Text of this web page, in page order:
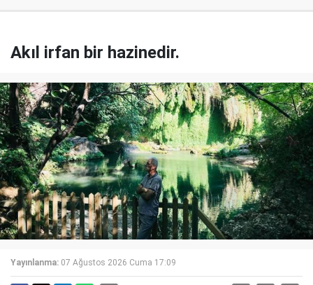
Akıl irfan bir hazinedir.
Yayınlanma: 07 Ağustos 2026 Cuma 17:09